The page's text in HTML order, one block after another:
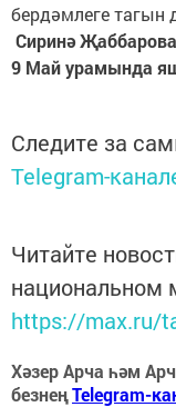
бердәмлеге тагын
Сиринә
9 Май урамында
Следите за
Telegram-
Читайте
национальном
https://max.ru/
Хәзер Арча һәм
безнеңTelegram-